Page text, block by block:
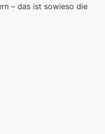
– das ist sowieso die